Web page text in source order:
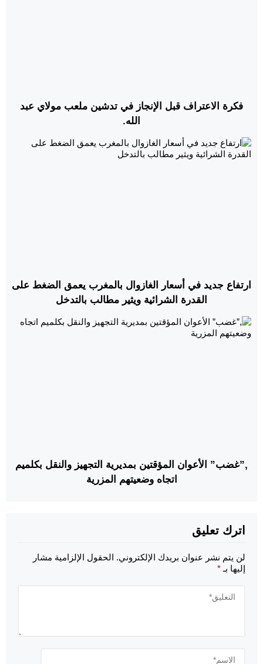
فكرة الاعتراف قبل الإنجاز في تدشين ملعب مولاي عبد
الله.
ارتفاع جديد في أسعار الغازوال بالمغرب يعمق الضغط على
القدرة الشرائية ويثير مطالب بالتدخل
,”غضب” الأعوان المؤقتين بمديرية التجهيز والنقل بكلميم
اتجاه وضعيتهم المزرية
اترك تعليق
لن يتم نشر عنوان بريدك الإلكتروني. الحقول الإلزامية مشار
إليها بـ *